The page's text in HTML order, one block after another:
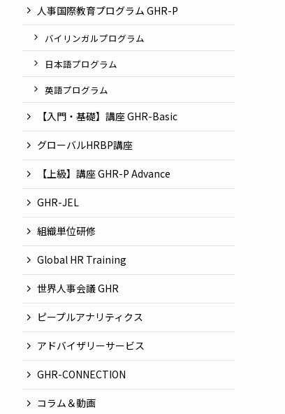
人事国際教育プログラム GHR-P
バイリンガルプログラム
日本語プログラム
英語プログラム
【入門・基礎】講座 GHR-Basic
グローバルHRBP講座
【上級】講座 GHR-P Advance
GHR-JEL
組織単位研修
Global HR Training
世界人事会議 GHR
ピープルアナリティクス
アドバイザリーサービス
GHR-CONNECTION
コラム＆動画